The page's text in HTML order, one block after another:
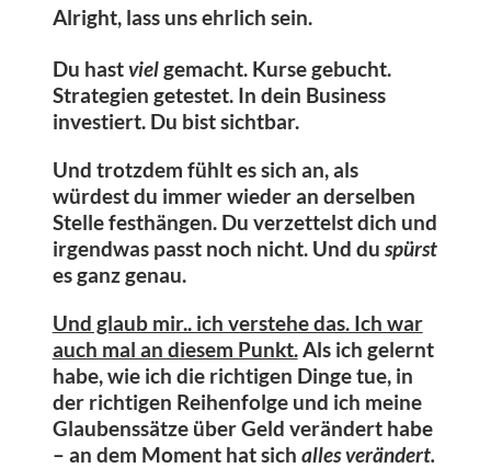
Alright, lass uns ehrlich sein.
Du hastvielgemacht. Kurse gebucht.
Strategien getestet. In dein Business
investiert. Du bist sichtbar.
Und trotzdem fühlt es sich an, als
würdest du immer wieder an derselben
Stelle festhängen. Du verzettelst dich und
irgendwas passt noch nicht.Und du spürst
es ganz genau.
Und glaub mir.. ich verstehe das. Ich war
auch mal an diesem Punkt.Als ich gelernt
habe, wie ich die richtigen Dinge tue, in
der richtigen Reihenfolge und ich meine
Glaubenssätze über Geld verändert habe
– an dem Moment hat sich alles verändert.